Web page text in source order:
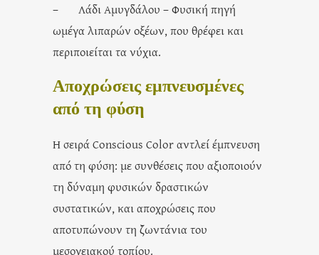
– Λάδι Αμυγδάλου – Φυσική πηγή
ωμέγα λιπαρών οξέων, που θρέφει και
περιποιείται τα νύχια.
Αποχρώσεις εμπνευσμένες
από τη φύση
Η σειρά Conscious Color αντλεί έμπνευση
από τη φύση: με συνθέσεις που αξιοποιούν
τη δύναμη φυσικών δραστικών
συστατικών, και αποχρώσεις που
αποτυπώνουν τη ζωντάνια του
μεσογειακού τοπίου.